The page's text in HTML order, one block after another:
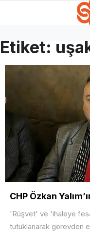
Etiket:
CHP Özkan
'Rüşvet' ve 'ihaleye
tutuklanarak görevden